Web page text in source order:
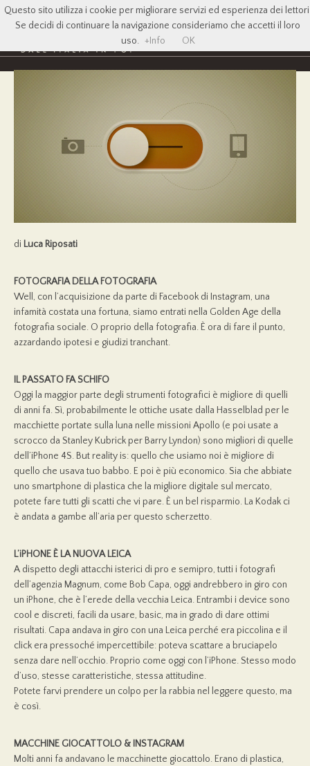
di Luca Riposati
FOTOGRAFIA DELLA FOTOGRAFIA
Well, con l’acquisizione da parte di Facebook di Instagram, una
infamità costata una fortuna, siamo entrati nella Golden Age della
fotografia sociale. O proprio della fotografia. È ora di fare il punto,
azzardando ipotesi e giudizi tranchant.
IL PASSATO FA SCHIFO
Oggi la maggior parte degli strumenti fotografici è migliore di quelli
di anni fa. Sì, probabilmente le ottiche usate dalla Hasselblad per le
macchiette portate sulla luna nelle missioni Apollo (e poi usate a
scrocco da Stanley Kubrick per Barry Lyndon) sono migliori di quelle
dell’iPhone 4S. But reality is: quello che usiamo noi è migliore di
quello che usava tuo babbo. E poi è più economico. Sia che abbiate
uno smartphone di plastica che la migliore digitale sul mercato,
potete fare tutti gli scatti che vi pare. È un bel risparmio. La Kodak ci
è andata a gambe all’aria per questo scherzetto.
L’iPHONE È LA NUOVA LEICA
A dispetto degli attacchi isterici di pro e semipro, tutti i fotografi
dell’agenzia Magnum, come Bob Capa, oggi andrebbero in giro con
un iPhone, che è l’erede della vecchia Leica. Entrambi i device sono
cool e discreti, facili da usare, basic, ma in grado di dare ottimi
risultati. Capa andava in giro con una Leica perché era piccolina e il
click era pressoché impercettibile: poteva scattare a bruciapelo
senza dare nell’occhio. Proprio come oggi con l’iPhone. Stesso modo
d’uso, stesse caratteristiche, stessa attitudine.
Potete farvi prendere un colpo per la rabbia nel leggere questo, ma
è così.
MACCHINE GIOCATTOLO & INSTAGRAM
Molti anni fa andavano le macchinette giocattolo. Erano di plastica,
Questo sito utilizza i cookie per migliorare servizi ed esperienza dei
Se decidi di continuare la navigazione consideriamo che accetti il loro
uso. +Info OK